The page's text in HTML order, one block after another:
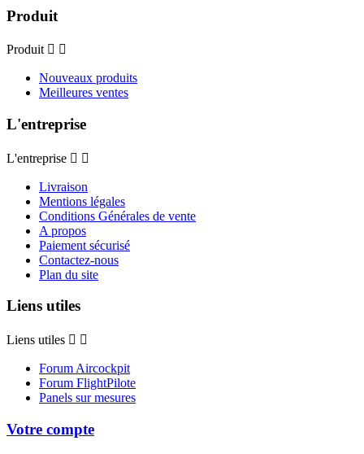
Produit
Produit  
Nouveaux produits
Meilleures ventes
L'entreprise
L'entreprise  
Livraison
Mentions légales
Conditions Générales de vente
A propos
Paiement sécurisé
Contactez-nous
Plan du site
Liens utiles
Liens utiles  
Forum Aircockpit
Forum FlightPilote
Panels sur mesures
Votre compte